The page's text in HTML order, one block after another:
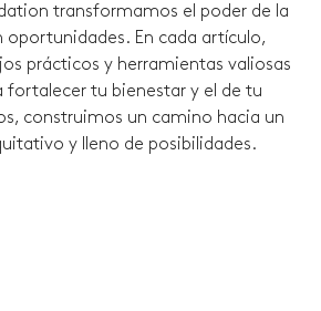
transformamos el poder de la
oportunidades. En cada artículo,
prácticos y herramientas valiosas
fortalecer tu bienestar y el de tu
construimos un camino hacia un
y lleno de posibilidades.